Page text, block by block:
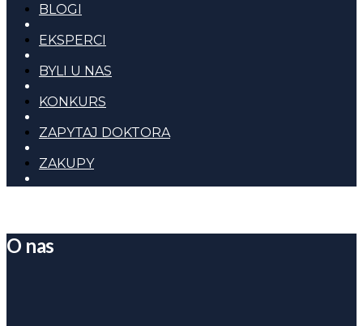
BLOGI
EKSPERCI
BYLI U NAS
KONKURS
ZAPYTAJ DOKTORA
ZAKUPY
O nas